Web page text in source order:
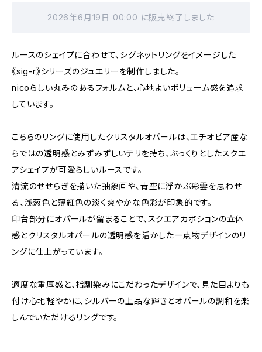
2026年6月19日 00:00 に販売終了しました
ルースのシェイプに合わせて、シグネットリングをイメージした
《sig-r》シリーズのジュエリーを制作しました。
nicoらしい丸みのあるフォルムと、心地よいボリューム感を追求
しています。
こちらのリングに使用したクリスタルオパールは、エチオピア産な
らではの透明感とみずみずしいテリを持ち、ぷっくりとしたスクエ
アシェイプが可愛らしいルースです。
清流のせせらぎを描いた抽象画や、青空に浮かぶ彩雲を思わせ
る、浅葱色と薄紅色の淡く爽やかな色彩が印象的です。
印台部分にオパールが留まることで、スクエアカボションの立体
感とクリスタルオパールの透明感を活かした一点物デザインのリ
ングに仕上がっています。
適度な重厚感と、指馴染みにこだわったデザインで、見た目よりも
付け心地軽やかに、シルバーの上品な輝きとオパールの調和を楽
しんでいただけるリングです。